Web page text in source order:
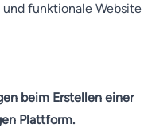
funktionale Website
beim Erstellen einer
Plattform.